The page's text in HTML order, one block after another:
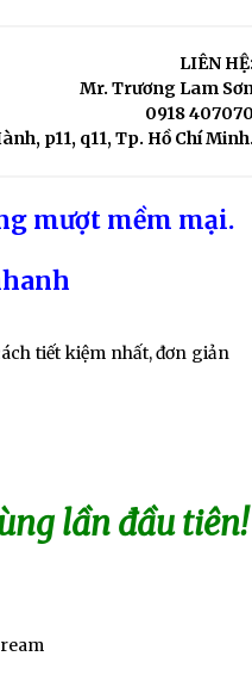
LIÊN HỆ:
Mr. Trương Lam
0918 407070
p11, q11, Tp. Hồ Chí Minh.
mượt mềm mại.
tiết kiệm nhất, đơn giản
lần đầu tiên!